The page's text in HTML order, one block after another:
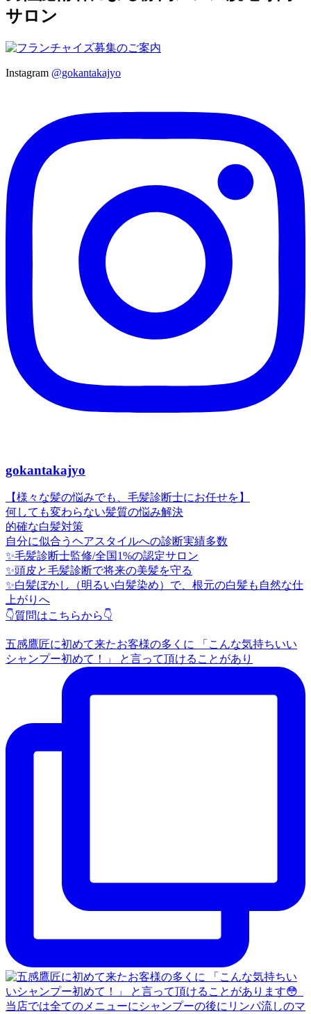
サロン
Instagram @gokantakajyo
gokantakajyo
【様々な髪の悩みでも、毛髪診断士にお任せを】
何しても変わらない髪質の悩み解決
的確な白髪対策
自分に似合うヘアスタイルへの診断実績多数
✨毛髪診断士監修/全国1%の認定サロン
✨頭皮と毛髪診断で将来の美髪を守る
✨白髪ぼかし（明るい白髪染め）で、根元の白髪も自然な仕
上がりへ
👇質問はこちらから👇
五感鷹匠に初めて来たお客様の多くに 「こんな気持ちいい
シャンプー初めて！」 と言って頂けることがあり